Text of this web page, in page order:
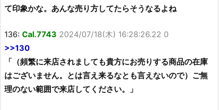
て印象かな。あんな売り方してたらそうなるよね
136: Cal.7743 2024/07/18(木) 16:28:26.22 0
>>130
「（頻繁に来店されましても貴方にお売りする商品の在庫
はございません。とは言え来るなとも言えないので）ご無
理のない範囲で来店してください。」